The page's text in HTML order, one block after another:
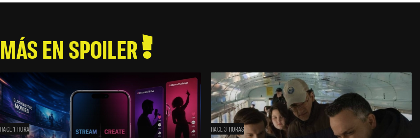
MÁS EN SPOILER
HACE 1 HORA HACE 3 HORAS